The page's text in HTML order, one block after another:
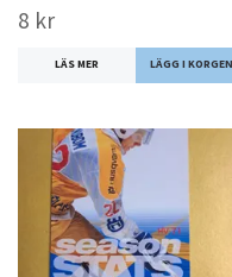
8 kr
LÄS MER